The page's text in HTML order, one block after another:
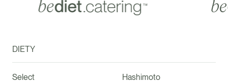
DIETY
Select
Hashimoto